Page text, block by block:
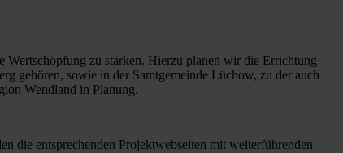
Wertschöpfung zu stärken. Hierzu planen wir die Errichtung
gehören, sowie in der Samtgemeinde Lüchow, zu der auch
Wendland in Planung.
die entsprechenden Projektwebseiten mit weiterführenden